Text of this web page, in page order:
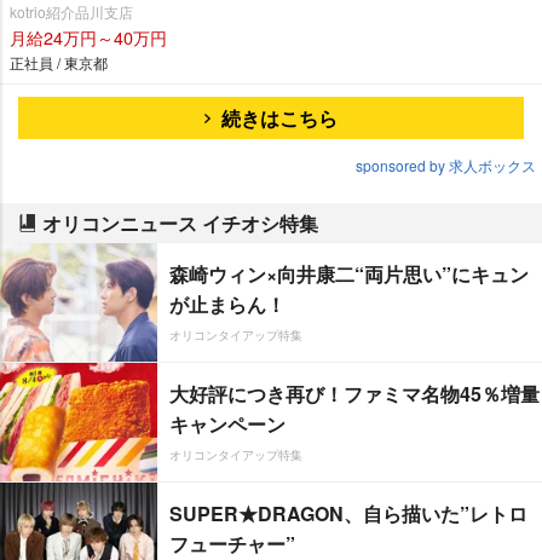
kotrio紹介品川支店
月給24万円～40万円
正社員 / 東京都
続きはこちら
sponsored by 求人ボックス
オリコンニュース イチオシ特集
森崎ウィン×向井康二“両片思い”にキュン
が止まらん！
オリコンタイアップ特集
大好評につき再び！ファミマ名物45％増量
キャンペーン
オリコンタイアップ特集
SUPER★DRAGON、自ら描いた”レトロ
フューチャー”